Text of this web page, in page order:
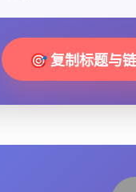
🎯 复制标题与